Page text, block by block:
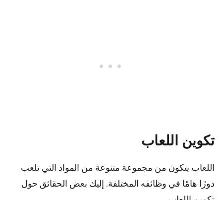
تكوين اللعاب
اللعاب يتكون من مجموعة متنوعة من المواد التي تلعب
دورًا هامًا في وظائفه المختلفة. إليك بعض الحقائق حول